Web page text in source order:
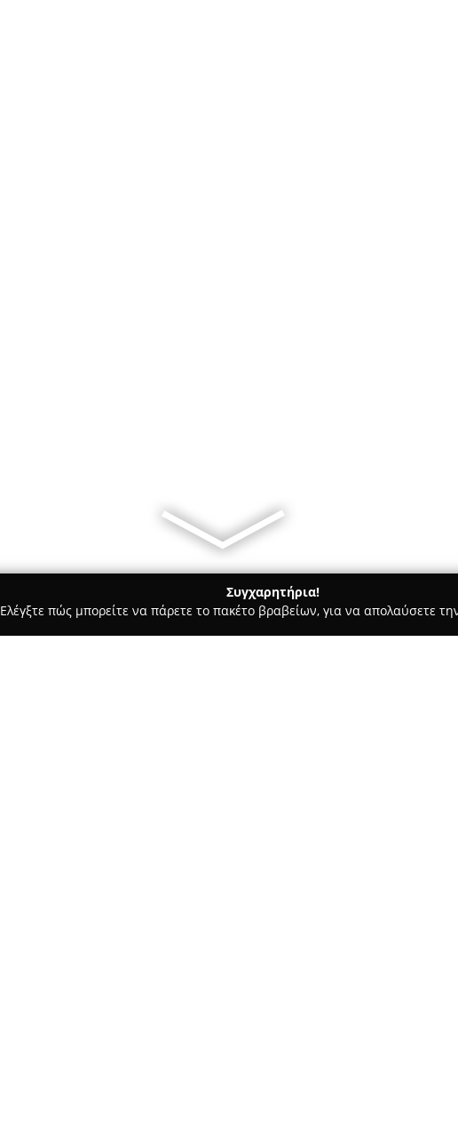
Συγχαρητήρια!
Ελέγξτε πώς μπορείτε να πάρετε το πακέτο βραβείων, για να απολαύσετε